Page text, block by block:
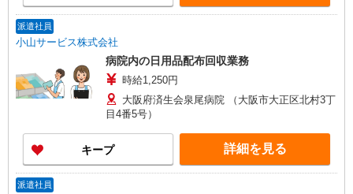
派遣社員
小山サービス株式会社
病院内の日用品配布回収業務
時給1,250円
大阪府済生会泉尾病院 （大阪市大正区北村3丁
目4番5号）
キープ 詳細を見る
派遣社員